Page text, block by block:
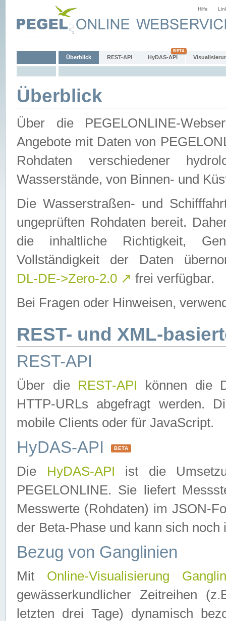
Hilfe
Überblick REST-API HyDAS-API
Überblick
Über die PEGELONLINE-
Angebote mit Daten von
Rohdaten verschiedener
Wasserstände, von Binnen- und
Die Wasserstraßen- und
ungeprüften Rohdaten bereit.
die inhaltliche Richtigkeit,
Vollständigkeit der Daten
DL-DE->Zero-2.0 ↗ frei verfügbar.
Bei Fragen oder Hinweisen,
REST- und XML-
REST-API
Über die REST-API können die
HTTP-URLs abgefragt werden.
mobile Clients oder für JavaScript.
HyDAS-API BETA
Die HyDAS-API ist die
PEGELONLINE. Sie liefert
Messwerte (Rohdaten) im JSON-
der Beta-Phase und kann sich noch
Bezug von Ganglinien
Mit Online-Visualisierung
gewässerkundlicher Zeitreihen
letzten drei Tage) dynamisch